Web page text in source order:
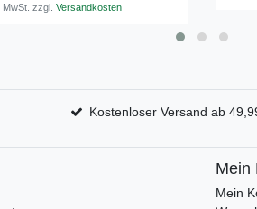
zzgl.Versandkosten
Kostenloser Versand ab
Mein
Mein